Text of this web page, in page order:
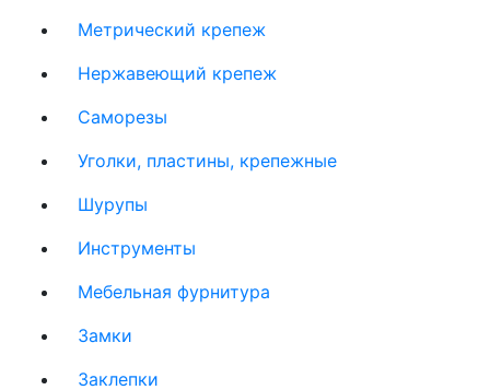
Метрический крепеж
Нержавеющий крепеж
Саморезы
Уголки, пластины, крепежные
Шурупы
Инструменты
Мебельная фурнитура
Замки
Заклепки